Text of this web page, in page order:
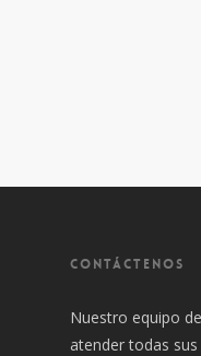
CONTÁCTENOS
Nuestro equipo
atender todas